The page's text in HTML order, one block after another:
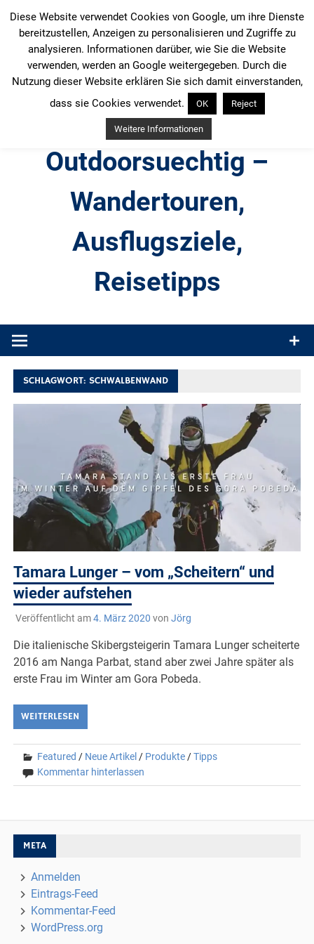
Inhalt
springen
Outdoorsuechtig –
Wandertouren,
Ausflugsziele,
Reisetipps
Produkttests und Buchrezensionen. Ein Blog für alle, die gern
SCHLAGWORT:SCHWALBENWAND
Tamara Lunger – vom „Scheitern“ und
wieder aufstehen
Veröffentlicht am4. März 2020 von Jörg
Die italienische Skibergsteigerin Tamara Lunger scheiterte
2016 am Nanga Parbat, stand aber zwei Jahre später als
erste Frau im Winter am Gora Pobeda.
WEITERLESEN
Featured / Neue Artikel / Produkte /Tipps
Kommentar hinterlassen
META
Anmelden
Eintrags-Feed
Kommentar-Feed
WordPress.org
Diese Website verwendet Cookies von Google, um ihre Dienste
bereitzustellen, Anzeigen zu personalisieren und Zugriffe zu
analysieren. Informationen darüber, wie Sie die Website
verwenden, werden an Google weitergegeben. Durch die
Nutzung dieser Website erklären Sie sich damit einverstanden,
dass sie Cookies verwendet.
OK Reject
Weitere Informationen